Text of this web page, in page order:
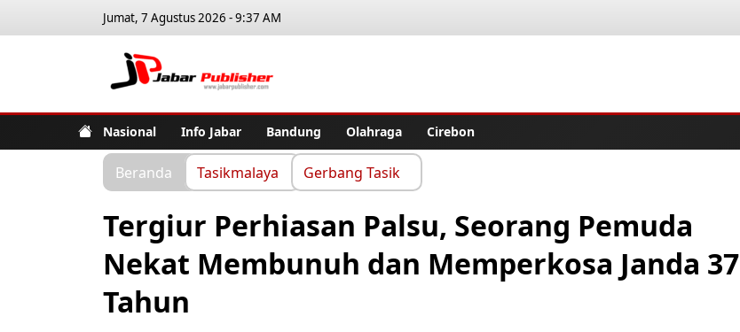
Jumat, 7 Agustus 2026 - 9:37 AM
Nasional Info Jabar Bandung Olahraga Cirebon
Beranda Tasikmalaya Gerbang Tasik
Tergiur Perhiasan Palsu, Seorang Pemuda
Nekat Membunuh dan Memperkosa Janda 37
Tahun